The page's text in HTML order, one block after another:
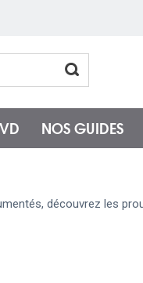
NOS GUIDES
découvrez les